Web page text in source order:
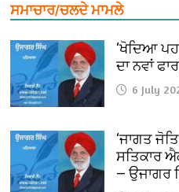
ਸਮਾਚਾਰ/ਚਲਦੇ ਮਾਮਲੇ
‘ਖੋਦਿਆ
ਦਾ ਨਵਾਂ
6 July
‘ਜਾਗਤ
ਸਤਿਕਾਰ
— ਉਜਾਗਰ